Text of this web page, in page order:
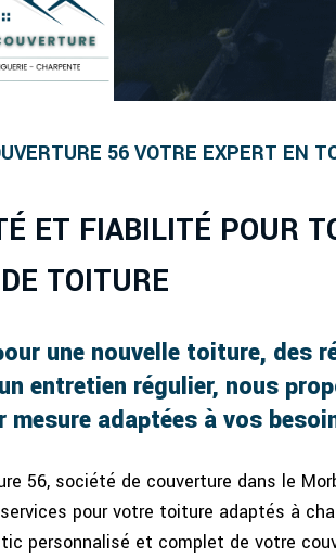
56 VOTRE EXPERT EN
ET FIABILITÉ POUR
TOITURE
une nouvelle toiture, des
entretien régulier, nous
adaptées à vos
56, société de couverture dans le
pour votre toiture adaptés à
personnalisé et complet de votre